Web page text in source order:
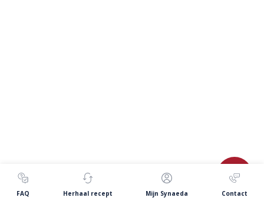
FAQ Herhaal recept Mijn Synaeda Contact